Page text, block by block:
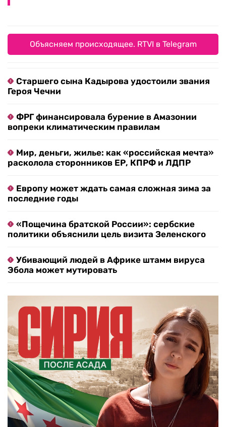
Объясняем происходящее. RTVI в Telegram
Старшего сына Кадырова удостоили звания
Героя Чечни
ФРГ финансировала бурение в Амазонии
вопреки климатическим правилам
Мир, деньги, жилье: как «российская мечта»
расколола сторонников ЕР, КПРФ и ЛДПР
Европу может ждать самая сложная зима за
последние годы
«Пощечина братской России»: сербские
политики объяснили цель визита Зеленского
Убивающий людей в Африке штамм вируса
Эбола может мутировать